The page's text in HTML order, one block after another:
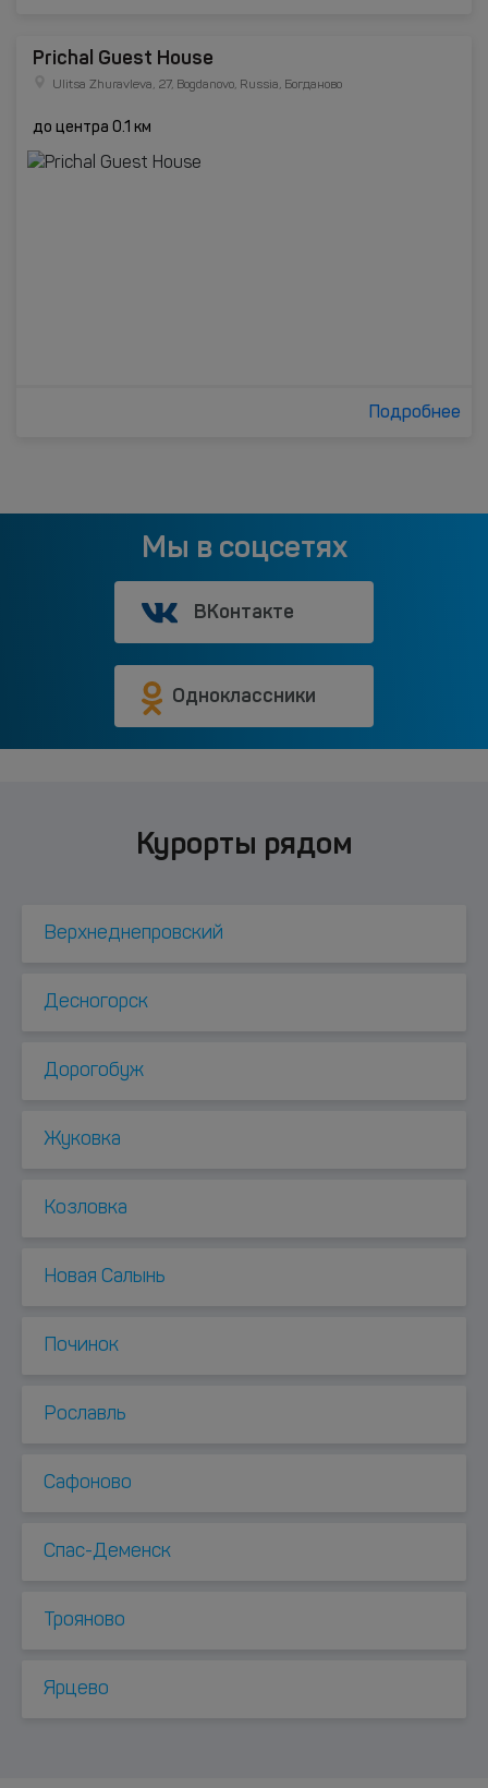
Prichal Guest House
Ulitsa Zhuravleva, 27, Bogdanovo, Russia, Богданово
до центра 0.1 км
Подробнее
Мы в соцсетях
ВКонтакте
Одноклассники
Курорты рядом
Верхнеднепровский
Десногорск
Дорогобуж
Жуковка
Козловка
Новая Салынь
Починок
Рославль
Сафоново
Спас-Деменск
Трояново
Ярцево